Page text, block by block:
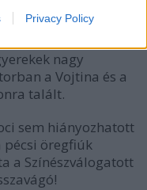
Privacy Policy
nagy
a Vojtina és a
talált.
sem hiányozhatott
pécsi öregfiúk
a Színészválogatott